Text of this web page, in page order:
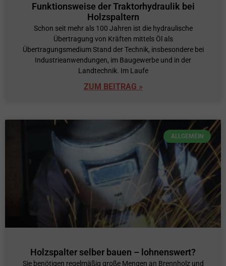
Funktionsweise der Traktorhydraulik bei
Holzspaltern
Schon seit mehr als 100 Jahren ist die hydraulische
Übertragung von Kräften mittels Öl als
Übertragungsmedium Stand der Technik, insbesondere bei
Industrieanwendungen, im Baugewerbe und in der
Landtechnik. Im Laufe
ZUM BEITRAG »
ALLGEMEIN
Holzspalter selber bauen – lohnenswert?
Sie benötigen regelmäßig große Mengen an Brennholz und